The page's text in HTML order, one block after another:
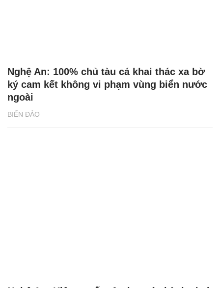
BIỂN ĐẢO
Nghệ An: 100% chủ tàu cá khai thác xa bờ
ký cam kết không vi phạm vùng biển nước
ngoài